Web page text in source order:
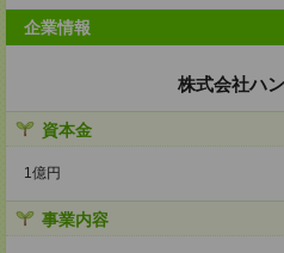
企業情報
株式会社ハ
資本金
1億円
事業内容